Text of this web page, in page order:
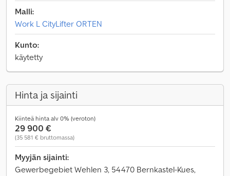
Malli:
Work L CityLifter ORTEN
Kunto:
käytetty
Hinta ja sijainti
Kiinteä hinta alv 0% (veroton)
29 900 €
(35 581 € bruttomassa)
Myyjän sijainti:
Gewerbegebiet Wehlen 3, 54470 Bernkastel-Kues,